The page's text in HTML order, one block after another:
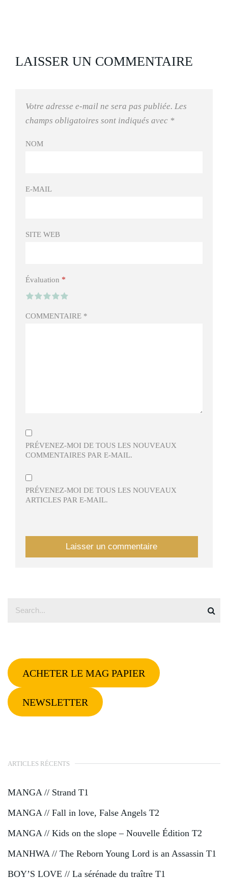
LAISSER UN COMMENTAIRE
Votre adresse e-mail ne sera pas publiée. Les
champs obligatoires sont indiqués avec *
NOM
E-MAIL
SITE WEB
Évaluation *
COMMENTAIRE *
PRÉVENEZ-MOI DE TOUS LES NOUVEAUX
COMMENTAIRES PAR E-MAIL.
PRÉVENEZ-MOI DE TOUS LES NOUVEAUX
ARTICLES PAR E-MAIL.
ACHETER LE MAG PAPIER
NEWSLETTER
ARTICLES RÉCENTS
MANGA // Strand T1
MANGA // Fall in love, False Angels T2
MANGA // Kids on the slope – Nouvelle Édition T2
MANHWA // The Reborn Young Lord is an Assassin T1
BOY’S LOVE // La sérénade du traître T1